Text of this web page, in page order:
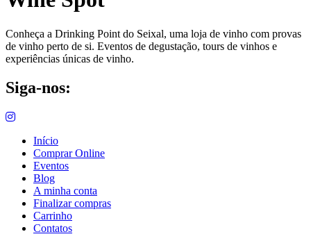
Conheça a Drinking Point do Seixal, uma loja de vinho com provas
de vinho perto de si. Eventos de degustação, tours de vinhos e
experiências únicas de vinho.
Siga-nos:
Início
Comprar Online
Eventos
Blog
A minha conta
Finalizar compras
Carrinho
Contatos